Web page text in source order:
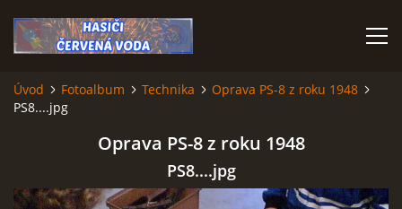
ÚVOD
Úvod Fotoalbum Technika
Oprava PS-8 z roku 1948
PS8....jpg
Oprava PS-8 z roku 1948
PS8....jpg